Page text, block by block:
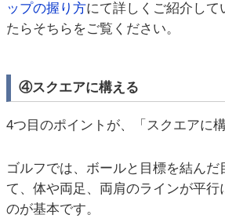
ップの握り方にて詳しくご紹介して
たらそちらをご覧ください。
④スクエアに構える
4つ目のポイントが、「スクエアに
ゴルフでは、ボールと目標を結んだ
て、体や両足、両肩のラインが平行
のが基本です。